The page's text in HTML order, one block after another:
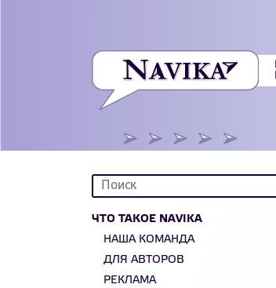
ЧТО ТАКОЕ NAVIKA
НАША КОМАНДА
ДЛЯ АВТОРОВ
РЕКЛАМА